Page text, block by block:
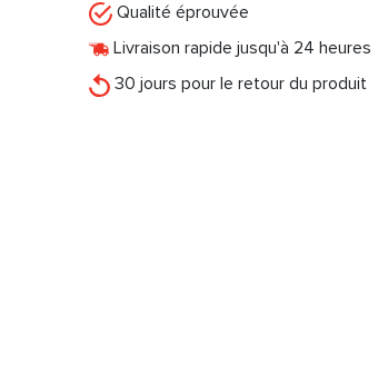
Qualité éprouvée
Livraison rapide jusqu'à 24 heures
30 jours pour le retour du produit